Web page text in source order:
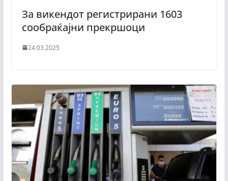
За викендот регистрирани 1603
сообраќајни прекршоци
24.03.2025